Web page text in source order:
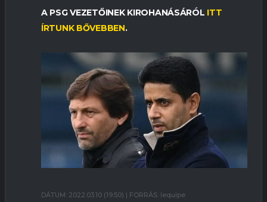
A PSG VEZETŐINEK KIROHANÁSÁRÓL ITT
ÍRTUNK BŐVEBBEN.
DÁTUM: 2022.03.10 (19:50) | FORRÁS: lequipe